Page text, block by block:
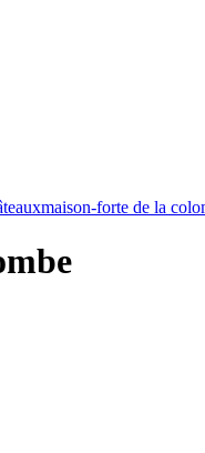
maison-forte de la